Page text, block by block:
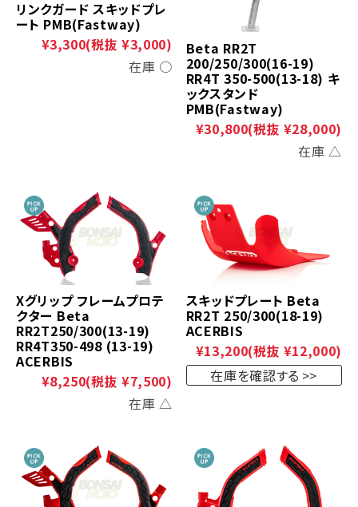
リンクガード スキッドプレ
ート PMB(Fastway)
¥3,300(税抜 ¥3,000)
在庫 ○
Beta RR2T
200/250/300(16-19)
RR4T 350-500(13-18) キ
ックスタンド
PMB(Fastway)
¥30,800(税抜 ¥28,000)
在庫 △
Xグリップ フレームプロテ
クター Beta
RR2T250/300(13-19)
RR4T350-498 (13-19)
ACERBIS
¥8,250(税抜 ¥7,500)
在庫 △
スキッドプレート Beta
RR2T 250/300(18-19)
ACERBIS
¥13,200(税抜 ¥12,000)
在庫を確認する